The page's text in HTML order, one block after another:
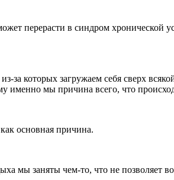
перерасти в синдром хронической
за которых загружаем себя сверх
именно мы причина всего, что
основная причина.
мы заняты чем-то, что не позволяет